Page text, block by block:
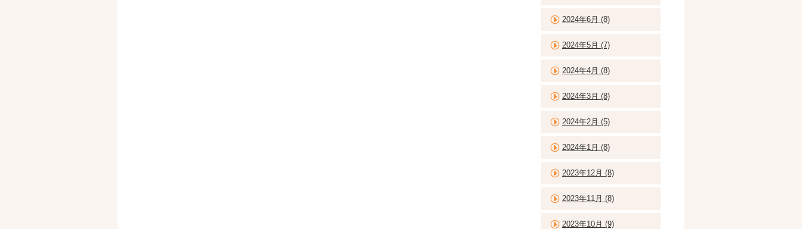
2024年6月 (8)
2024年5月 (7)
2024年4月 (8)
2024年3月 (8)
2024年2月 (5)
2024年1月 (8)
2023年12月 (8)
2023年11月 (8)
2023年10月 (9)